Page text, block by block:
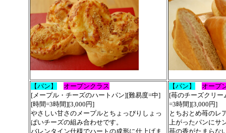
【パン】
オープンクラス
[メープル・チーズのハートパン][難易度=中]
[時間=3時間][3,000円]
やさしい甘さのメープルとちょっぴりしょっ
ぱいチーズの組み合わせです。
バレンタイン仕様でハートの成形に仕上げま
【パン】
オープ
[苺のチーズクリ
=3時間][3,000円]
とちおとめ苺のレ
上がったパンにサ
苺の香がたまらな